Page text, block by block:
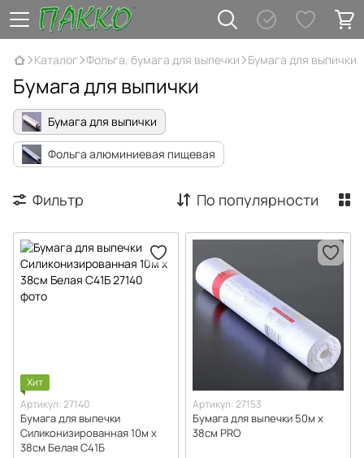
Каталог Фольга, бумага для выпечки Бумага для выпички
Бумага для выпички
Бумага для выпички
Фольга алюминиевая пищевая
Фильтр По популярности
Хит
Артикул: 27140
Бумага для выпечки
Силиконизированная 10м х
38см Белая С41Б
Артикул: 27153
Бумага для выпечки 50м х
38см PRO